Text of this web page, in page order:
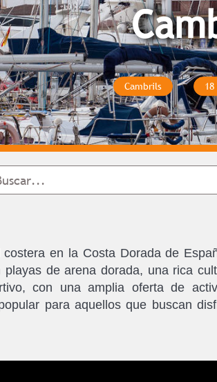
Cambrils
en la Costa Dorada de
de arena dorada, una rica
con una amplia oferta de
para aquellos que buscan